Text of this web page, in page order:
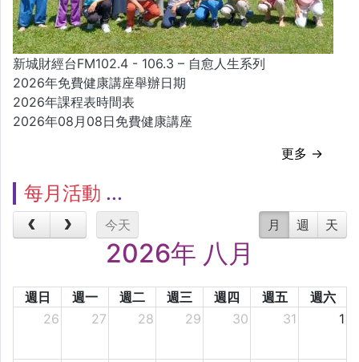
新城財經台FM102.4 - 106.3 – 自愈人生系列
2026年免費健康講座舉辦日期
2026年課程表時間表
2026年08月08日免費健康講座
更多 →
每月活動
今天 月 週 天
2026年 八月
週日 週一 週二 週三 週四 週五
週六
26
27 28 29 30 31 1